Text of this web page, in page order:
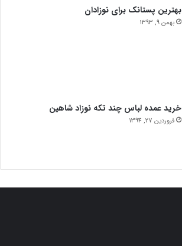
بهترین پستانک برای نوزادان
بهمن 9, 1393
خرید عمده لباس چند تکه نوزاد شاهین
فروردین 27, 1394